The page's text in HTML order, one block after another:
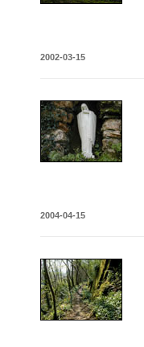
2002-03-15
2004-04-15